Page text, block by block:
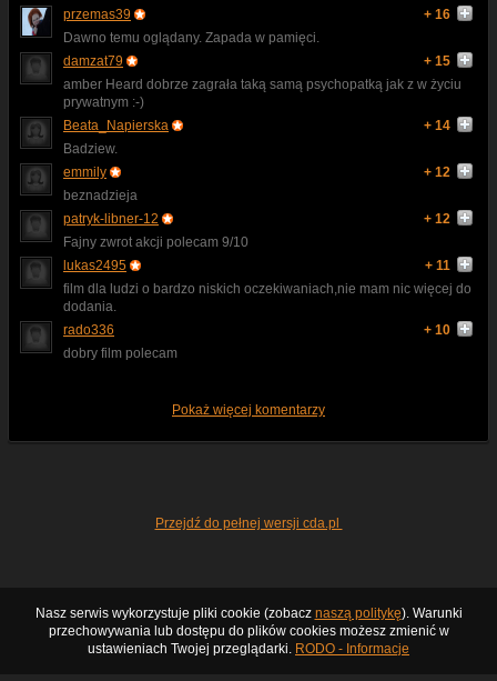
przemas39
+ 16
Dawno temu oglądany. Zapada w pamięci.
damzat79
+ 15
amber Heard dobrze zagrała taką samą psychopatką jak z w życiu
prywatnym :-)
Beata_Napierska
+ 14
Badziew.
emmily
+ 12
beznadzieja
patryk-libner-12
+ 12
Fajny zwrot akcji polecam 9/10
lukas2495
+ 11
film dla ludzi o bardzo niskich oczekiwaniach,nie mam nic więcej do
dodania.
rado336
+ 10
dobry film polecam
Pokaż więcej komentarzy
Przejdź do pełnej wersji cda.pl
Nasz serwis wykorzystuje pliki cookie (zobacz naszą politykę). Warunki
przechowywania lub dostępu do plików cookies możesz zmienić w
ustawieniach Twojej przeglądarki. RODO - Informacje